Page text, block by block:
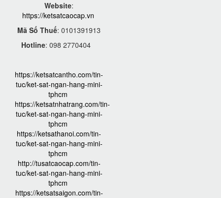
Website:
https://ketsatcaocap.vn
Mã Số Thuế: 0101391913
Hotline: 098 2770404
https://ketsatcantho.com/tin-
tuc/ket-sat-ngan-hang-mini-
tphcm
https://ketsatnhatrang.com/tin-
tuc/ket-sat-ngan-hang-mini-
tphcm
https://ketsathanoi.com/tin-
tuc/ket-sat-ngan-hang-mini-
tphcm
http://tusatcaocap.com/tin-
tuc/ket-sat-ngan-hang-mini-
tphcm
https://ketsatsaigon.com/tin-